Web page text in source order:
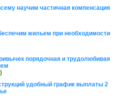
научим частичная компенсация
жильем при необходимости
порядочная и трудолюбивая
удобный график выплаты 2